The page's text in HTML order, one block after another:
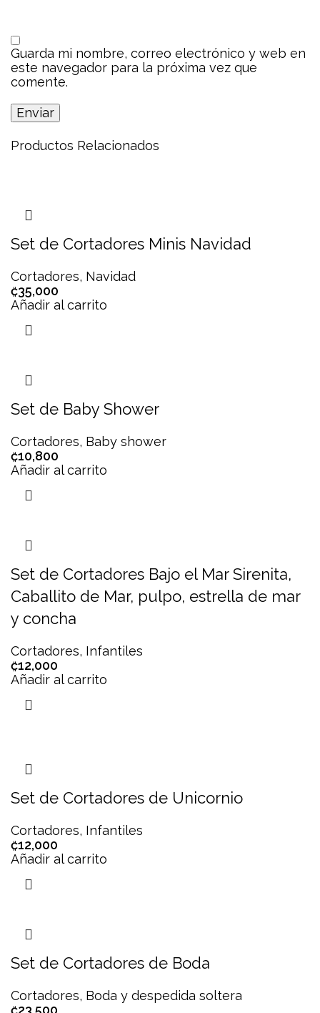
Guarda mi nombre, correo electrónico y web en
este navegador para la próxima vez que
comente.
Productos Relacionados
Set de Cortadores Minis Navidad
Cortadores, Navidad
₡35,000
Añadir al carrito
Set de Baby Shower
Cortadores, Baby shower
₡10,800
Añadir al carrito
Set de Cortadores Bajo el Mar Sirenita,
Caballito de Mar, pulpo, estrella de mar
y concha
Cortadores, Infantiles
₡12,000
Añadir al carrito
Set de Cortadores de Unicornio
Cortadores, Infantiles
₡12,000
Añadir al carrito
Set de Cortadores de Boda
Cortadores, Boda y despedida soltera
₡23,500